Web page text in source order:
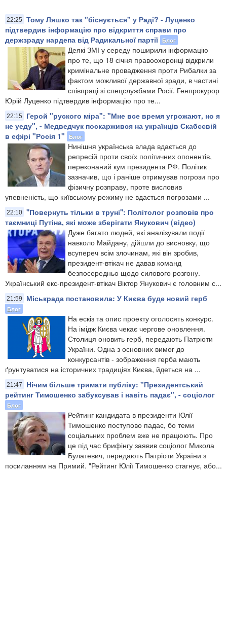
22:25
Тому Ляшко так "біснується" у Раді? - Луценко
підтвердив інформацію про відкриття справи про
держзраду нардепа від Радикальної партії Блог
Деякі ЗМІ у середу поширили інформацію
про те, що 18 січня правоохоронці відкрили
кримінальне провадження проти Рибалки за
фактом можливої державної зради, в частині
співпраці зі спецслужбами Росії. Генпрокурор
Юрій Луценко підтвердив інформацію про те...
22:15
Герой "руского міра": "Мне все время угрожают, но я
не уеду", - Медведчук поскаржився на українців Скабєєвій
в ефірі "Росія 1"
Блог
Нинішня українська влада вдається до
репресій проти своїх політичних опонентів,
переконаний кум президента РФ. Політик
зазначив, що і раніше отримував погрози про
фізичну розправу, проте висловив
упевненість, що київському режиму не вдасться погрозами ...
22:10 ''Повернуть тільки в труні'': Політолог розповів про
таємниці Путіна, які може зберігати Янукович (відео)
Дуже багато людей, які аналізували події
навколо Майдану, дійшли до висновку, що
всупереч всім злочинам, які він зробив,
президент-втікач не давав команд
безпосередньо щодо силового розгону.
Український екс-президент-втікач Віктор Янукович є головним с...
21:59 Міськрада постановила: У Києва буде новий герб
Блог
На ескіз та опис проекту оголосять конкурс.
На імідж Києва чекає чергове оновлення.
Столиця оновить герб, передають Патріоти
України. Одна з основних вимог до
конкурсантів - зображення герба мають
ґрунтуватися на історичних традиціях Києва, йдеться на ...
21:47
Нічим більше тримати публіку: "Президентський
рейтинг Тимошенко забуксував і навіть падає", - соціолог
Блог
Рейтинг кандидата в президенти Юлії
Тимошенко поступово падає, бо теми
соціальних проблем вже не працюють. Про
це під час брифінгу заявив соціолог Микола
Булатевич, передають Патріоти України з
посиланням на Прямий. "Рейтинг Юлії Тимошенко стагнує, або...